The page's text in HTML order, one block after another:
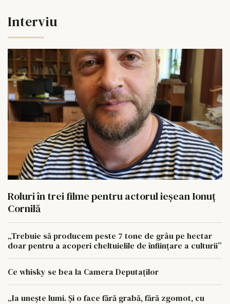
Interviu
Roluri în trei filme pentru actorul ieşean Ionuţ
Cornilă
„Trebuie să producem peste 7 tone de grâu pe hectar
doar pentru a acoperi cheltuielile de înființare a culturii”
Ce whisky se bea la Camera Deputaților
„Ia unește lumi. Și o face fără grabă, fără zgomot, cu